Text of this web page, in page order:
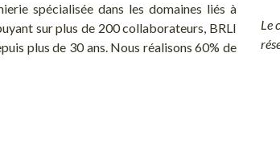
spécialisée dans les domaines liés à
sur plus de 200 collaborateurs, BRLI
plus de 30 ans. Nous réalisons 60% de
Le